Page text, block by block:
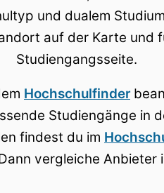
und dualem
auf der Karte und
Studiengangsseite.
Hochschulfinder
Studiengänge in
findest du im
vergleiche Anbieter